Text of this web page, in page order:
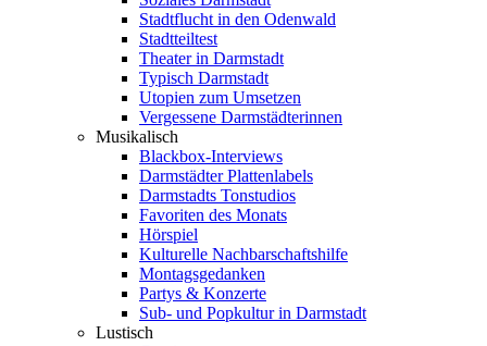
Stadtflucht in den Odenwald
Stadtteiltest
Theater in Darmstadt
Typisch Darmstadt
Utopien zum Umsetzen
Vergessene Darmstädterinnen
Musikalisch
Blackbox-Interviews
Darmstädter Plattenlabels
Darmstadts Tonstudios
Favoriten des Monats
Hörspiel
Kulturelle Nachbarschaftshilfe
Montagsgedanken
Partys & Konzerte
Sub- und Popkultur in Darmstadt
Lustisch